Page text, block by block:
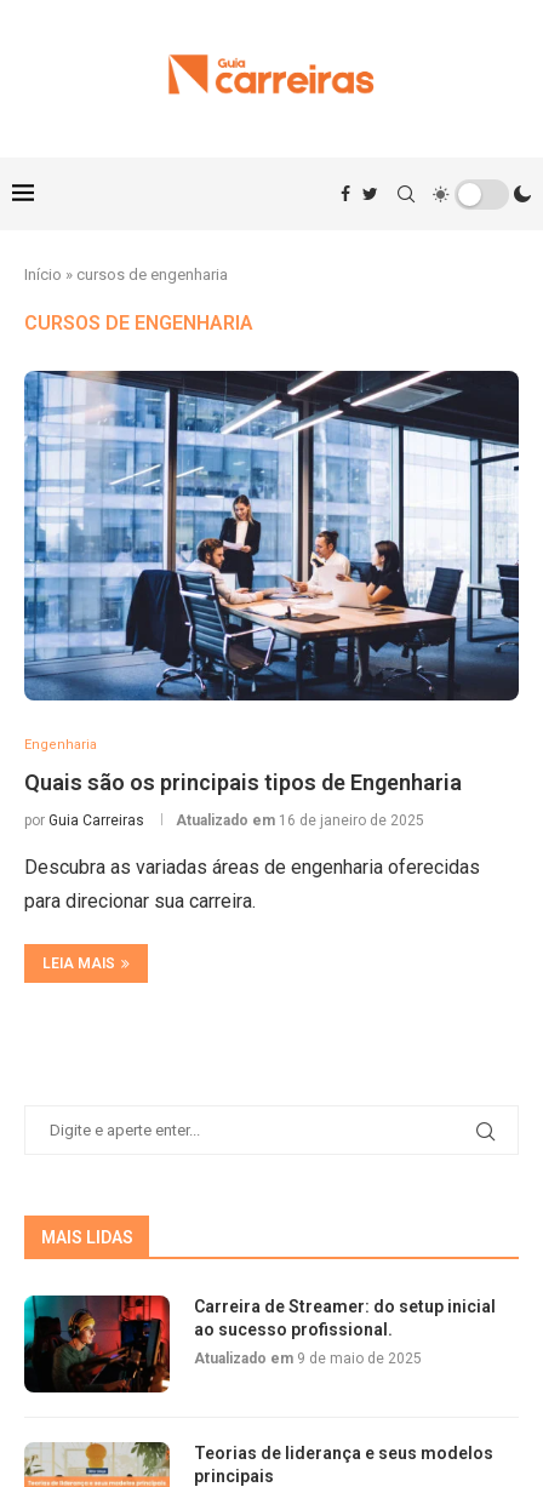
Início » cursos de engenharia
CURSOS DE ENGENHARIA
Engenharia
Quais são os principais tipos de Engenharia
por Guia Carreiras Atualizado em 16 de janeiro de 2025
Descubra as variadas áreas de engenharia oferecidas
para direcionar sua carreira.
LEIA MAIS
MAIS LIDAS
Carreira de Streamer: do setup inicial
ao sucesso profissional.
Atualizado em 9 de maio de 2025
Teorias de liderança e seus modelos
principais